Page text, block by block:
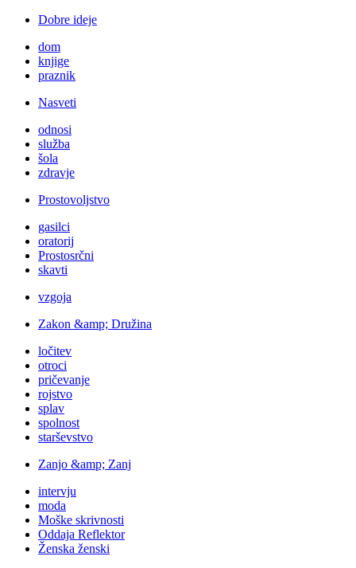
Dobre ideje
dom
knjige
praznik
Nasveti
odnosi
služba
šola
zdravje
Prostovoljstvo
gasilci
oratorij
Prostosrčni
skavti
vzgoja
Zakon &amp; Družina
ločitev
otroci
pričevanje
rojstvo
splav
spolnost
starševstvo
Zanjo &amp; Zanj
intervju
moda
Moške skrivnosti
Oddaja Reflektor
Ženska ženski